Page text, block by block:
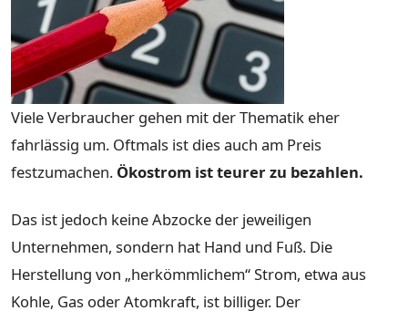
Viele Verbraucher gehen mit der Thematik eher
fahrlässig um. Oftmals ist dies auch am Preis
festzumachen. Ökostrom ist teurer zu bezahlen.
Das ist jedoch keine Abzocke der jeweiligen
Unternehmen, sondern hat Hand und Fuß. Die
Herstellung von „herkömmlichem“ Strom, etwa aus
Kohle, Gas oder Atomkraft, ist billiger. Der